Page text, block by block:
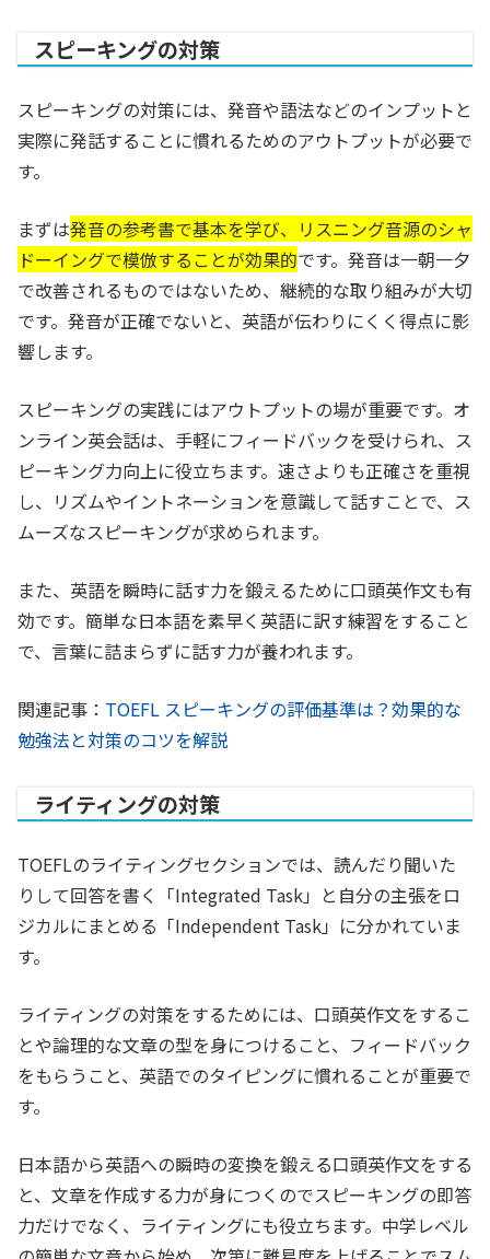
スピーキングの対策
スピーキングの対策には、発音や語法などのインプットと
実際に発話することに慣れるためのアウトプットが必要で
す。
まずは発音の参考書で基本を学び、リスニング音源のシャ
ドーイングで模倣することが効果的です。発音は一朝一夕
で改善されるものではないため、継続的な取り組みが大切
です。発音が正確でないと、英語が伝わりにくく得点に影
響します。
スピーキングの実践にはアウトプットの場が重要です。オ
ンライン英会話は、手軽にフィードバックを受けられ、ス
ピーキング力向上に役立ちます。速さよりも正確さを重視
し、リズムやイントネーションを意識して話すことで、ス
ムーズなスピーキングが求められます。
また、英語を瞬時に話す力を鍛えるために口頭英作文も有
効です。簡単な日本語を素早く英語に訳す練習をすること
で、言葉に詰まらずに話す力が養われます。
関連記事： TOEFL スピーキングの評価基準は？効果的な
勉強法と対策のコツを解説
ライティングの対策
TOEFLのライティングセクションでは、読んだり聞いた
りして回答を書く「Integrated Task」と自分の主張をロ
ジカルにまとめる「Independent Task」に分かれていま
す。
ライティングの対策をするためには、口頭英作文をするこ
とや論理的な文章の型を身につけること、フィードバック
をもらうこと、英語でのタイピングに慣れることが重要で
す。
日本語から英語への瞬時の変換を鍛える口頭英作文をする
と、文章を作成する力が身につくのでスピーキングの即答
力だけでなく、ライティングにも役立ちます。中学レベル